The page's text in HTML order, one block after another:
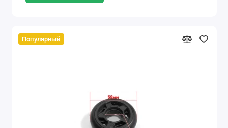
Популярный